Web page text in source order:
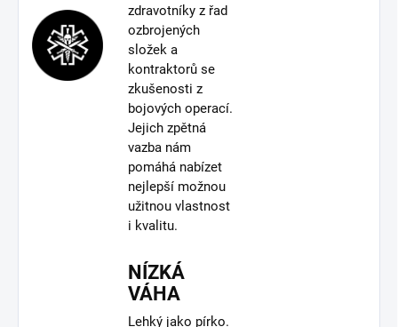
zdravotníky z řad
ozbrojených
složek a
kontraktorů se
zkušenosti z
bojových operací.
Jejich zpětná
vazba nám
pomáhá nabízet
nejlepší možnou
užitnou vlastnost
i kvalitu.
NÍZKÁ
VÁHA
Lehký jako pírko.